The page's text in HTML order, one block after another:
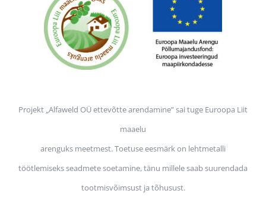
Projekt „Alfaweld OÜ ettevõtte arendamine” sai tuge Euroopa Liit
maaelu
arenguks meetmest. Toetuse eesmärk on lehtmetalli
töötlemiseks seadmete soetamine, tänu millele saab suurendada
tootmisvõimsust ja tõhusust.